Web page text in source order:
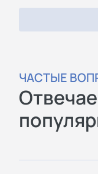
ЧАСТЫЕ